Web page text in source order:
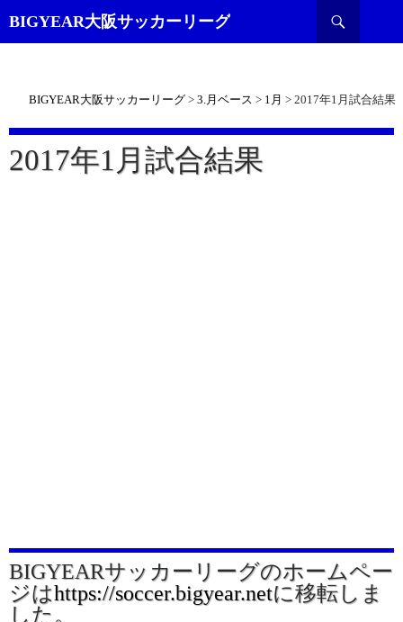
BIGYEAR大阪サッカーリーグ
索
BIGYEAR大阪サッカーリーグ > 3.月ベース > 1月 > 2017年1月試合結果
2017年1月試合結果
BIGYEARサッカーリーグのホームペー
ジはhttps://soccer.bigyear.netに移転しま
した。